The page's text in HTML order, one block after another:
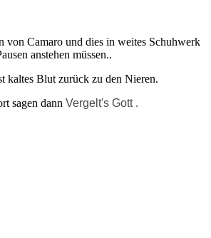
von Camaro und dies in weites Schuhwerk
anstehen müssen..
kaltes Blut zurück zu den Nieren.
sagen dann Vergelt's Gott.